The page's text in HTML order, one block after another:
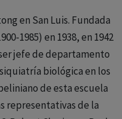
en San Luis. Fundada
1985) en 1938, en 1942
jefe de departamento
biológica en los
de esta escuela
representativas de la